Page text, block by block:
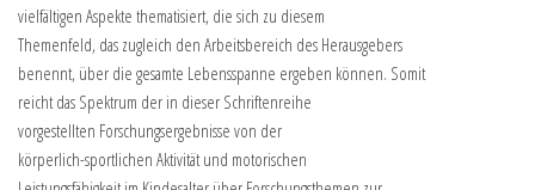
vielfältigen Aspekte thematisiert, die sich zu diesem
Themenfeld, das zugleich den Arbeitsbereich des Herausgebers
benennt, über die gesamte Lebensspanne ergeben können. Somit
reicht das Spektrum der in dieser Schriftenreihe
vorgestellten Forschungsergebnisse von der
körperlich-sportlichen Aktivität und motorischen